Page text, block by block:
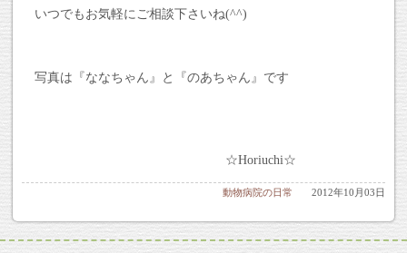
いつでもお気軽にご相談下さいね(^^)
写真は『ななちゃん』と『のあちゃん』です
☆Horiuchi☆
2012年10月03日
動物病院の日常